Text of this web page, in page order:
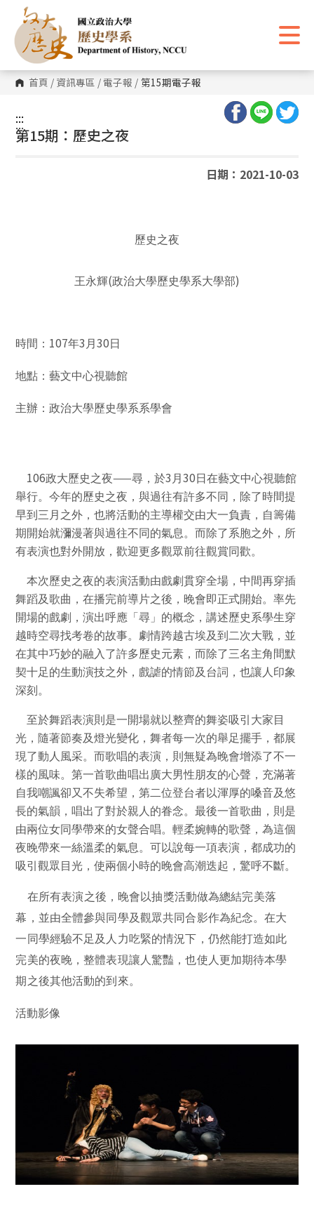
主
要
內
區
塊 首頁 / 資訊專區 / 電子報 / 第15期電子報
:::
:::
第15期：歷史之夜
日期：2021-10-03
歷史之夜
王永輝(政治大學歷史學系大學部)
時間： 107年3 月30 日
地點：藝文中心視聽館
主辦：政治大學歷史學系系學會
106政大歷史之夜——尋 ，於3 月30 日在藝文中心視聽館
舉行。今年的歷史之夜，與過往有許多不同，除了時間提
早到三月之外，也將活動的主導權交由大一負責，自籌備
期開始就瀰漫著與過往不同的氣息。而除了系胞之外，所
有表演也對外開放，歡迎更多觀眾前往觀賞同歡。
本次歷史之夜的表演活動由戲劇貫穿全場，中間再穿插
舞蹈及歌曲，在播完前導片之後，晚會即正式開始。率先
開場的戲劇，演出呼應 「尋」的概念，講述歷史系學生穿
越時空尋找考卷的故事。劇情跨越古埃及到二次大戰，並
在其中巧妙的融入了許多歷史元素，而除了三名主角間默
契十足的生動演技之外，戲謔的情節及台詞，也讓人印象
深刻。
至於舞蹈表演則是一開場就以整齊的舞姿吸引大家目
光，隨著節奏及燈光變化，舞者每一次的舉足擺手，都展
現了動人風采。而歌唱的表演，則無疑為晚會增添了不一
樣的風味。第一首歌曲唱出廣大男性朋友的心聲，充滿著
自我嘲諷卻又不失希望，第二位登台者以渾厚的嗓音及悠
長的氣韻，唱出了對於親人的眷念。最後一首歌曲，則是
由兩位女同學帶來的女聲合唱。輕柔婉轉的歌聲，為這個
夜晚帶來一絲溫柔的氣息。可以說每一項表演，都成功的
吸引觀眾目光，使兩個小時的晚會高潮迭起，驚呼不斷。
在所有表演之後，晚會以抽獎活動做為總結完美落
幕，並由全體參與同學及觀眾共同合影作為紀念。在大
一同學經驗不足及人力吃緊的情況下，仍然能打造如此
完美的夜晚，整體表現讓人驚豔，也使人更加期待本學
期之後其他活動的到來。
活動影像